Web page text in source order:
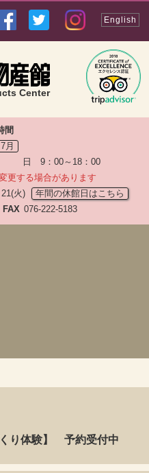
Center
English
間
月
00 日 9：00～18：00
更する場合があります
火)
年間の休館日はこちら
FAX 076-222-5183
り体験】 予約受付中